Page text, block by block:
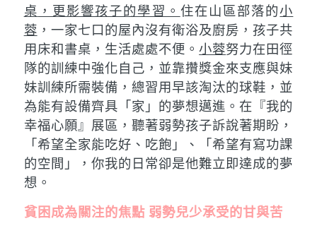
桌 ，更影響孩子的學習。 住在山區部落的小
蓉 ，一家七口的屋內沒有衛浴及廚房，孩子共
用床和書桌，生活處處不便。小蓉努力在田徑
隊的訓練中強化自己，並靠攢獎金來支應與妹
妹訓練所需裝備，總習用早該淘汰的球鞋，並
為能有設備齊具「家」的夢想邁進。在『我的
幸福心願』展區，聽著弱勢孩子訴說著期盼，
「希望全家能吃好、吃飽」、「希望有寫功課
的空間」，你我的日常卻是他難立即達成的夢
想。
貧困成為關注的焦點 弱勢兒少承受的甘與苦